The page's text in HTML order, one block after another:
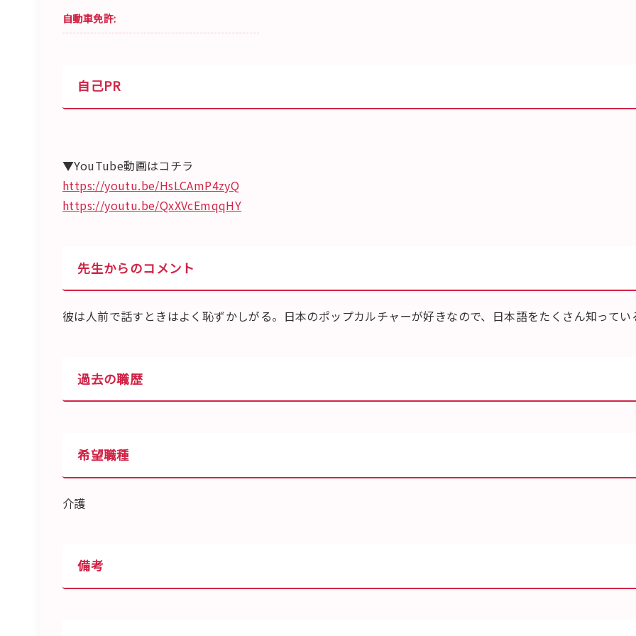
自動車免許:
自己PR
▼YouTube動画はコチラ
https://youtu.be/HsLCAmP4zyQ
https://youtu.be/QxXVcEmqqHY
先生からのコメント
彼は人前で話すときはよく恥ずかしがる。日本のポップカルチャーが好きなので、日本語をたくさん知ってい
過去の職歴
希望職種
介護
備考